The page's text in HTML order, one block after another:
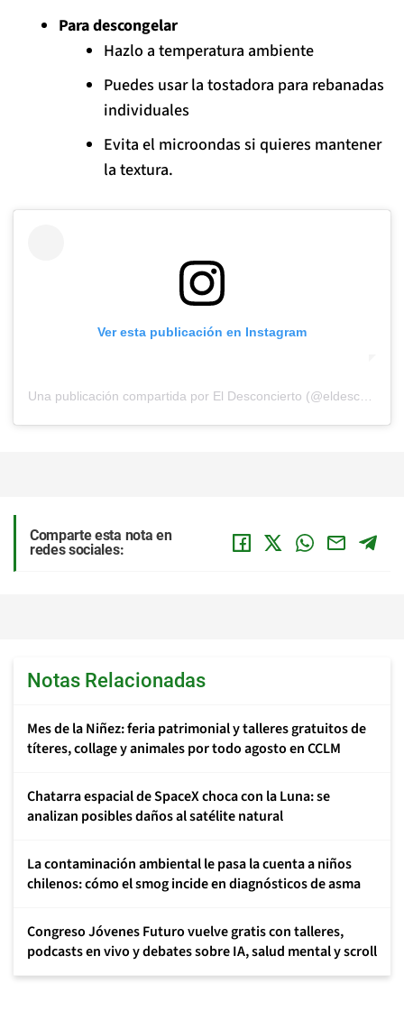
Para descongelar
Hazlo a temperatura ambiente
Puedes usar la tostadora para rebanadas
individuales
Evita el microondas si quieres mantener
la textura.
Ver esta publicación en Instagram
Comparte esta nota en
redes sociales:
Notas Relacionadas
Mes de la Niñez: feria patrimonial y talleres gratuitos de
títeres, collage y animales por todo agosto en CCLM
Chatarra espacial de SpaceX choca con la Luna: se
analizan posibles daños al satélite natural
La contaminación ambiental le pasa la cuenta a niños
chilenos: cómo el smog incide en diagnósticos de asma
Congreso Jóvenes Futuro vuelve gratis con talleres,
podcasts en vivo y debates sobre IA, salud mental y scroll